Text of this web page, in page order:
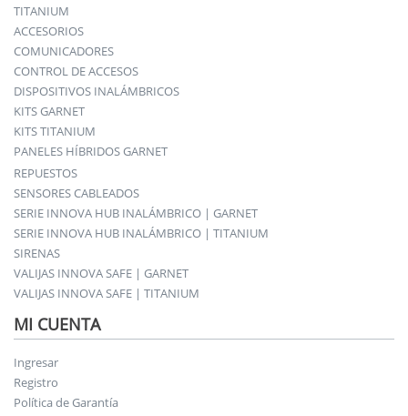
TITANIUM
ACCESORIOS
COMUNICADORES
CONTROL DE ACCESOS
DISPOSITIVOS INALÁMBRICOS
KITS GARNET
KITS TITANIUM
PANELES HÍBRIDOS GARNET
REPUESTOS
SENSORES CABLEADOS
SERIE INNOVA HUB INALÁMBRICO | GARNET
SERIE INNOVA HUB INALÁMBRICO | TITANIUM
SIRENAS
VALIJAS INNOVA SAFE | GARNET
VALIJAS INNOVA SAFE | TITANIUM
MI CUENTA
Ingresar
Registro
Política de Garantía